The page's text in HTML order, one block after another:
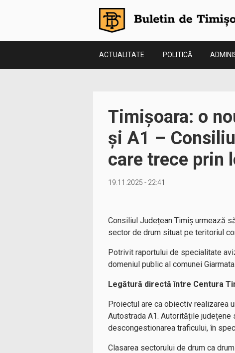
ACTUALITATE POLITICĂ
Timișoara: o
și A1 –
care trece prin
19.11.2025 - 22:41
Consiliul Județean Timiș urmează
sector de drum situat pe teritoriul
Potrivit raportului de specialitate
domeniul public al comunei
Legătură directă între Centura
Proiectul are ca obiectiv realizarea
Autostrada A1. Autoritățile
descongestionarea traficului, în
Clasarea sectorului de drum ca